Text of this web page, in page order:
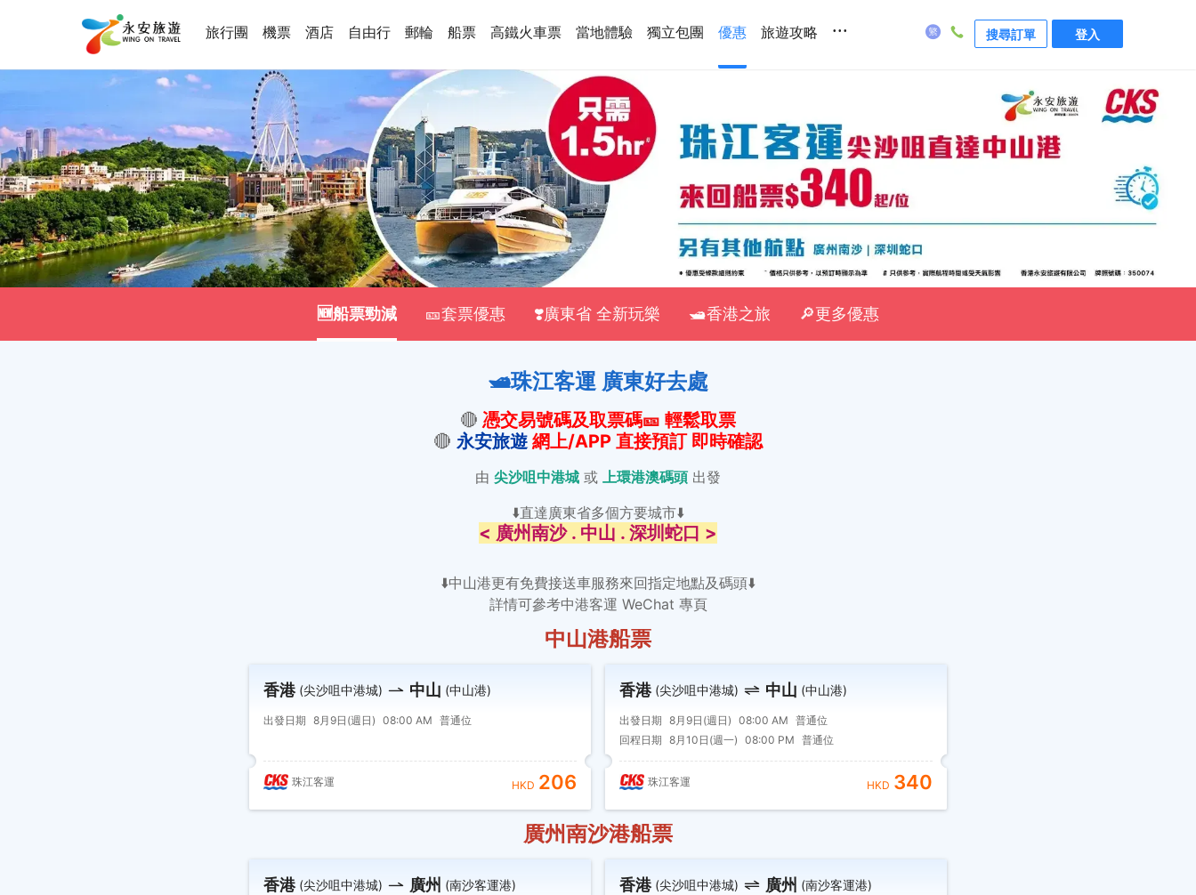
旅行團 機票 酒店 自由行 郵輪 船票 高鐵火車票 當地體驗 獨立包團 優惠 旅遊攻略 ... 搜尋訂單 登入
🆕船票勁減 🎫套票優惠 ❣️廣東省 全新玩樂 🛥️香港之旅 🔎更多優惠
🛥️珠江客運 廣東好去處
🔴 憑交易號碼及取票碼🎫 輕鬆取票
🔴 永安旅遊網上/APP 直接預訂 即時確認
由 尖沙咀中港城 或 上環港澳碼頭 出發
⬇️直達廣東省多個方要城市⬇️
< 廣州南沙 . 中山 . 深圳蛇口 >
⬇️中山港更有免費接送車服務來回指定地點及碼頭⬇️
詳情可參考中港客運 WeChat 專頁
中山港船票
香港 (尖沙咀中港城) 中山 (中山港)
出發日期 8月9日(週日) 08:00 AM 普通位
珠江客運 HKD 206
香港 (尖沙咀中港城) 中山 (中山港)
出發日期 8月9日(週日) 08:00 AM 普通位
回程日期 8月10日(週一) 08:00 PM 普通位
珠江客運 HKD 340
廣州南沙港船票
香港 (尖沙咀中港城) 廣州 (南沙客運港) 香港 (尖沙咀中港城) 廣州 (南沙客運港)